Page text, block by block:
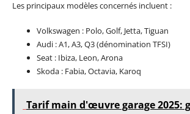
Les principaux modèles concernés incluent :
Volkswagen : Polo, Golf, Jetta, Tiguan
Audi : A1, A3, Q3 (dénomination TFSI)
Seat : Ibiza, Leon, Arona
Skoda : Fabia, Octavia, Karoq
Tarif main d'œuvre garage 2025: